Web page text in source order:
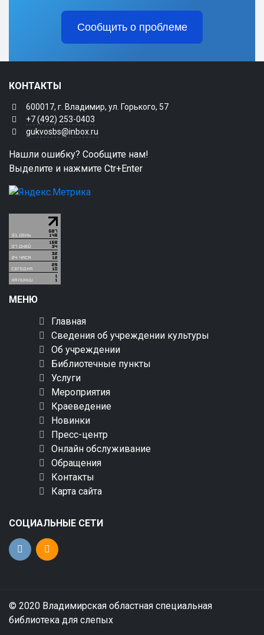
Сообщить о проблеме
КОНТАКТЫ
600017, г. Владимир, ул. Горького, 57
+7 (492) 253-0403
gukvosbs@inbox.ru
Нашли ошибку? Сообщите нам!
Выделите и нажмите Ctr+Enter
МЕНЮ
Главная
Сведения об учреждении культуры
Об учреждении
Библиотечные пункты
Услуги
Мероприятия
Краеведение
Новинки
Пресс-центр
Онлайн обслуживание
Обращения
Контакты
Карта сайта
СОЦИАЛЬНЫЕ СЕТИ
© 2020 Владимирская областная специальная
библиотека для слепых